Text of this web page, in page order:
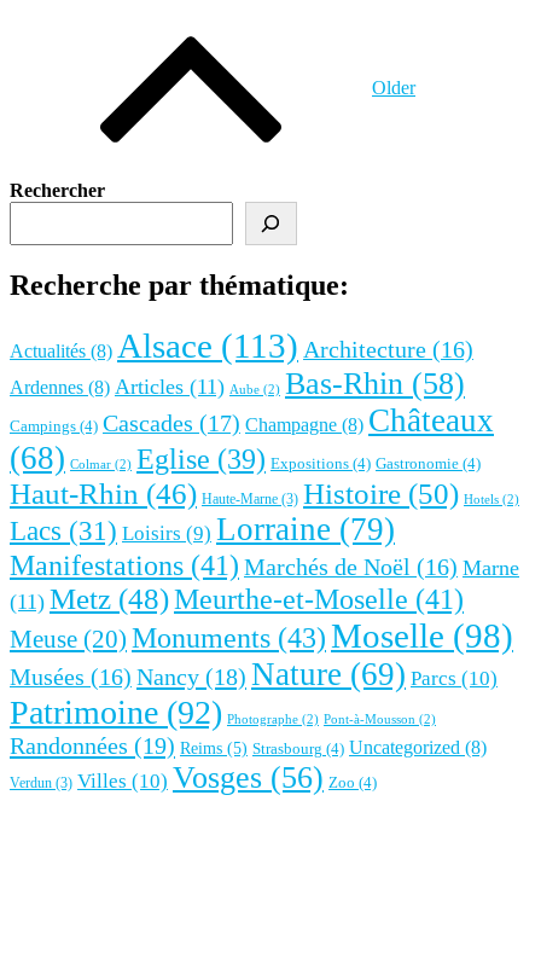
Older
Rechercher
Recherche par thématique:
Actualités (8) Alsace (113) Architecture (16)
Ardennes (8) Articles (11) Aube (2) Bas-Rhin (58)
Campings (4) Cascades (17) Champagne (8) Châteaux
(68) Colmar (2) Eglise (39) Expositions (4) Gastronomie (4)
Haut-Rhin (46) Haute-Marne (3) Histoire (50) Hotels (2)
Lacs (31) Loisirs (9) Lorraine (79)
Manifestations (41) Marchés de Noël (16) Marne
(11) Metz (48)Meurthe-et-Moselle (41)
Meuse (20) Monuments (43)Moselle (98)
Musées (16) Nancy (18) Nature (69) Parcs (10)
Patrimoine (92) Photographe (2) Pont-à-Mousson (2)
Randonnées (19) Reims (5) Strasbourg (4) Uncategorized (8)
Verdun (3) Villes (10) Vosges (56) Zoo (4)